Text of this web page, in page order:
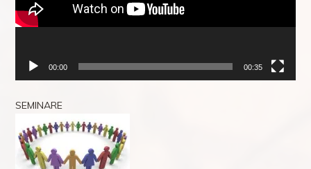
00:00 00:35
SEMINARE